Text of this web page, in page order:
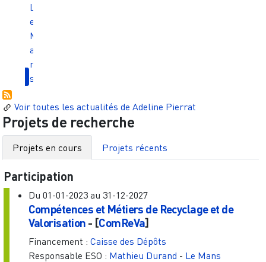
L
e
M
a
n
s
Voir toutes les actualités de Adeline Pierrat
Projets de recherche
Projets en cours Projets récents
Participation
Du 01-01-2023au 31-12-2027
Compétences et Métiers de Recyclage et de
Valorisation - [ComReVa]
Financement : Caisse des Dépôts
Responsable ESO : Mathieu Durand - Le Mans